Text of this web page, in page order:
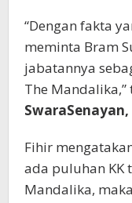
“Dengan fakta
meminta Bram
jabatannya
The
SwaraSenayan,
Fihir
ada puluhan
Mandalika,